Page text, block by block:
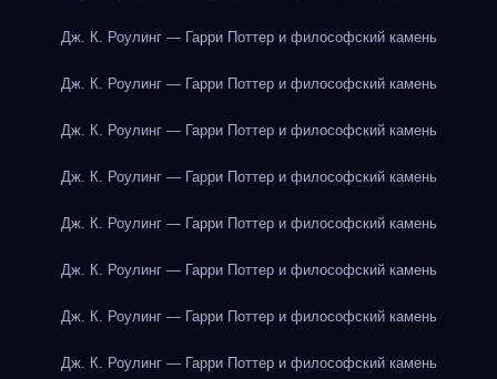
Дж. К. Роулинг — Гарри Поттер и философский камень
Дж. К. Роулинг — Гарри Поттер и философский камень
Дж. К. Роулинг — Гарри Поттер и философский камень
Дж. К. Роулинг — Гарри Поттер и философский камень
Дж. К. Роулинг — Гарри Поттер и философский камень
Дж. К. Роулинг — Гарри Поттер и философский камень
Дж. К. Роулинг — Гарри Поттер и философский камень
Дж. К. Роулинг — Гарри Поттер и философский камень